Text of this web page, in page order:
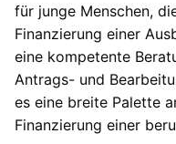
für junge Menschen,
Finanzierung einer
eine kompetente
Antrags- und
es eine breite Palette
Finanzierung einer